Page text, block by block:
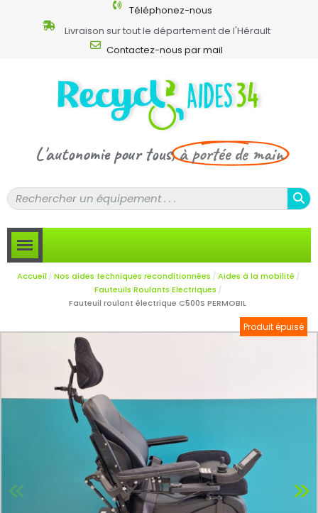
Téléphonez-nous
Livraison sur tout le département de l'Hérault
Contactez-nous par mail
L'autonomie pour tous,à portée de main
Accueil Nos aides techniques reconditionnées
Aides à la mobilité
Fauteuils Roulants Electriques
Fauteuil roulant électrique C500S PERMOBIL
Produit épuisé